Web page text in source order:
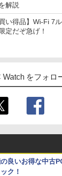
解説
い得品】Wi-Fi 7
定だぞ急げ！
Watch をフォロ
良いお得な中古
ク！